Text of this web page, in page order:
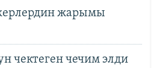
жарымы
чектеген чечим элди